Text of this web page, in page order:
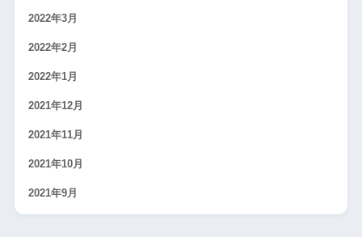
2022年3月
2022年2月
2022年1月
2021年12月
2021年11月
2021年10月
2021年9月